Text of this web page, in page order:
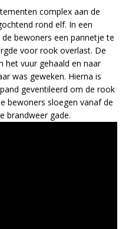
complex aan de
rond elf. In een
bewoners een pannetje te
voor rook overlast. De
het vuur gehaald en naar
was geweken. Hierna is
geventileerd om de rook
bewoners sloegen vanaf de
brandweer gade.